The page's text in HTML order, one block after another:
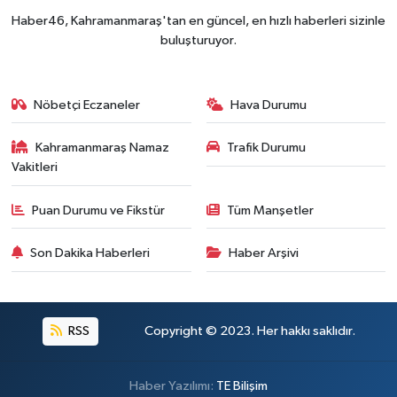
Haber46, Kahramanmaraş'tan en güncel, en hızlı haberleri sizinle
buluşturuyor.
Nöbetçi Eczaneler Hava Durumu
Kahramanmaraş Namaz
Vakitleri
Trafik Durumu
Puan Durumu ve Fikstür Tüm Manşetler
Son Dakika Haberleri Haber Arşivi
RSS Copyright © 2023. Her hakkı saklıdır.
Haber Yazılımı: TE Bilişim